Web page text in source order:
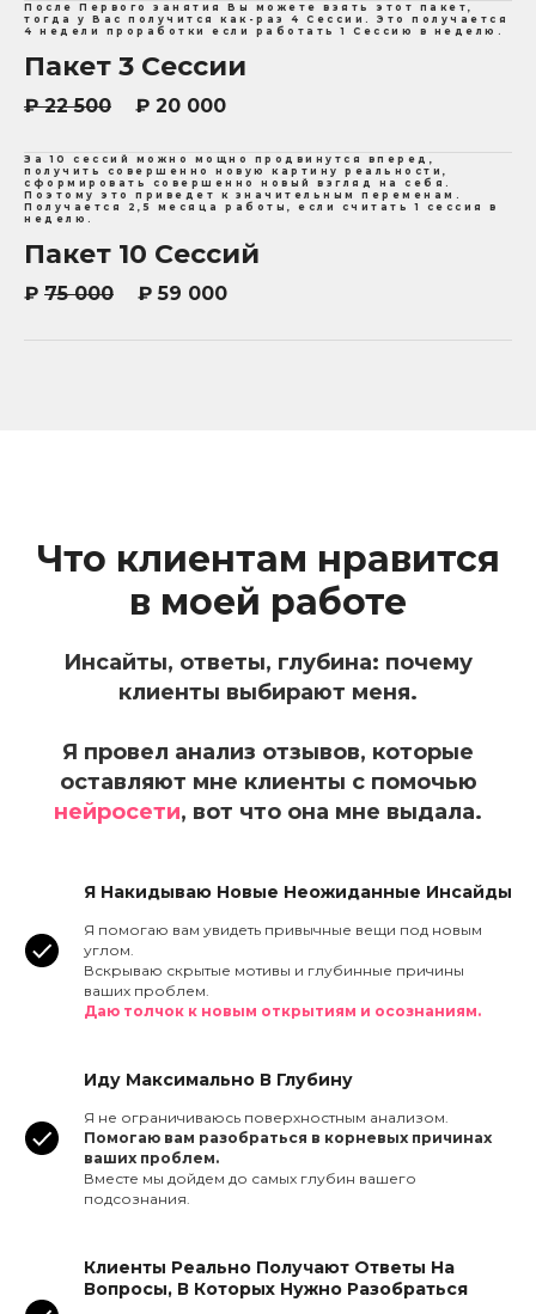
После Первого занятия Вы можете взять этот пакет,
тогда у Вас получится как-раз 4 Сессии. Это получается
4 недели проработки если работать 1 Сессию в неделю.
Пакет 3 Сессии
₽ 22 500 ₽ 20 000
За 10 сессий можно мощно продвинутся вперед,
получить совершенно новую картину реальности,
сформировать совершенно новый взгляд на себя.
Поэтому это приведет к значительным переменам.
Получается 2,5 месяца работы, если считать 1 сессия в
неделю.
Пакет 10 Сессий
₽ 75 000 ₽ 59 000
Что клиентам нравится
в моей работе
Инсайты, ответы, глубина: почему
клиенты выбирают меня.
Я провел анализ отзывов, которые
оставляют мне клиенты с помочью
нейросети, вот что она мне выдала.
Я Накидываю Новые Неожиданные Инсайды
Я помогаю вам увидеть привычные вещи под новым
углом.
Вскрываю скрытые мотивы и глубинные причины
ваших проблем.
Даю толчок к новым открытиям и осознаниям.
Иду Максимально В Глубину
Я не ограничиваюсь поверхностным анализом.
Помогаю вам разобраться в корневых причинах
ваших проблем.
Вместе мы дойдем до самых глубин вашего
подсознания.
Клиенты Реально Получают Ответы На
Вопросы, В Которых Нужно Разобраться